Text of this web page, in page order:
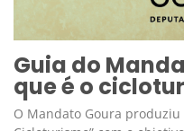
Guia do
que é o
O Mandato Goura produziu